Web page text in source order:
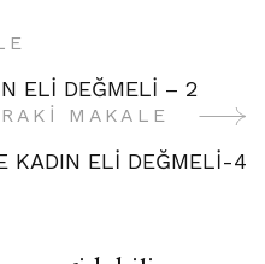
ELİ DEĞMELİ – 2
MAKALE
KADIN ELİ DEĞMELİ-4